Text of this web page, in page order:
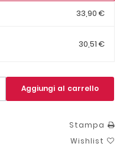
33,90 €
30,51 €
Aggiungi al carrello
Stampa
Wishlist